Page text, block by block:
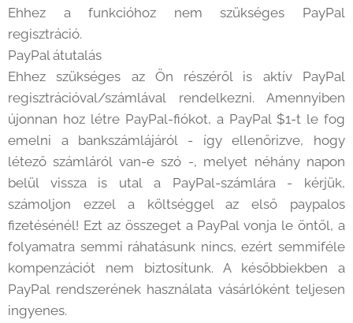
Ehhez a funkcióhoz nem szükséges PayPal
regisztráció.
PayPal átutalás
Ehhez szükséges az Ön részéről is aktív PayPal
regisztrációval/számlával rendelkezni. Amennyiben
újonnan hoz létre PayPal-fiókot, a PayPal $1-t le fog
emelni a bankszámlájáról - így ellenőrizve, hogy
létező számláról van-e szó -, melyet néhány napon
belül vissza is utal a PayPal-számlára - kérjük,
számoljon ezzel a költséggel az első paypalos
fizetésénél! Ezt az összeget a PayPal vonja le öntől, a
folyamatra semmi ráhatásunk nincs, ezért semmiféle
kompenzációt nem biztosítunk. A későbbiekben a
PayPal rendszerének használata vásárlóként teljesen
ingyenes.